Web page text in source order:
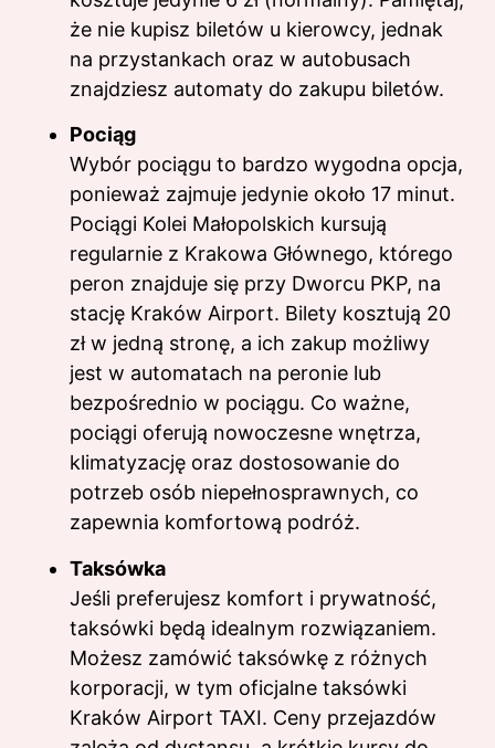
że nie kupisz biletów u kierowcy, jednak
na przystankach oraz w autobusach
znajdziesz automaty do zakupu biletów.
Pociąg
Wybór pociągu to bardzo wygodna opcja,
ponieważ zajmuje jedynie około 17 minut.
Pociągi Kolei Małopolskich kursują
regularnie z Krakowa Głównego, którego
peron znajduje się przy Dworcu PKP, na
stację Kraków Airport. Bilety kosztują 20
zł w jedną stronę, a ich zakup możliwy
jest w automatach na peronie lub
bezpośrednio w pociągu. Co ważne,
pociągi oferują nowoczesne wnętrza,
klimatyzację oraz dostosowanie do
potrzeb osób niepełnosprawnych, co
zapewnia komfortową podróż.
Taksówka
Jeśli preferujesz komfort i prywatność,
taksówki będą idealnym rozwiązaniem.
Możesz zamówić taksówkę z różnych
korporacji, w tym oficjalne taksówki
Kraków Airport TAXI. Ceny przejazdów